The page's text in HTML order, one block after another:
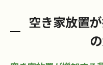
管理不足による空
空き家管理不
空き家を守る
空き家放置